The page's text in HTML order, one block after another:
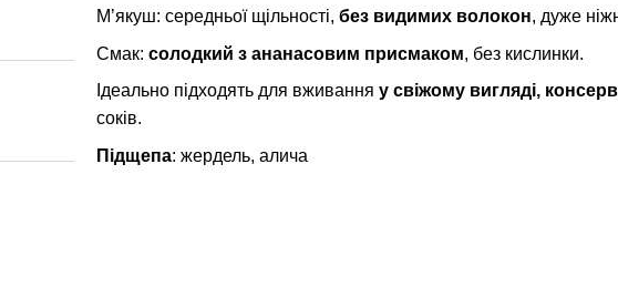
М’якуш: середньої щільності, без видимих ​​волокон, дуже
Смак: солодкий з ананасовим присмаком, без кислинки.
Ідеально підходять для вживання у свіжому вигляді,
соків.
Підщепа: жердель, алича